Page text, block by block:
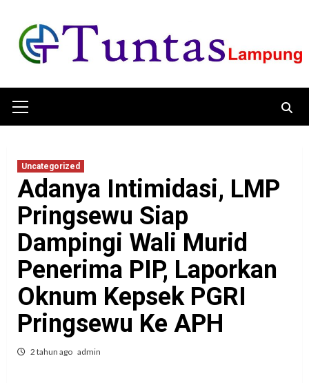
content
Menu
Uncategorized
Adanya Intimidasi, LMP
Pringsewu Siap
Dampingi Wali Murid
Penerima PIP, Laporkan
Oknum Kepsek PGRI
Pringsewu Ke APH
2 tahun ago admin